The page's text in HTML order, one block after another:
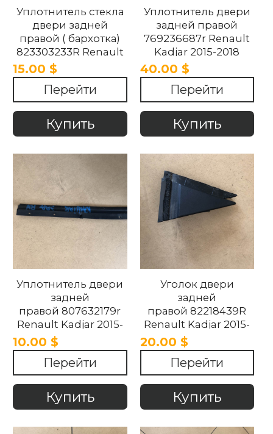
Уплотнитель стекла
двери задней
правой ( бархотка)
823303233R Renault
Kadjar 2015-2018.
15.00 $
Перейти
Купить
Уплотнитель двери
задней правой
769236687r Renault
Kadjar 2015-2018
40.00 $
Перейти
Купить
Уплотнитель двери
задней
правой 807632179r
Renault Kadjar 2015-
10.00 $
Перейти
Купить
Уголок двери
задней
правой 82218439R
Renault Kadjar 2015-
2018.
20.00 $
Перейти
Купить